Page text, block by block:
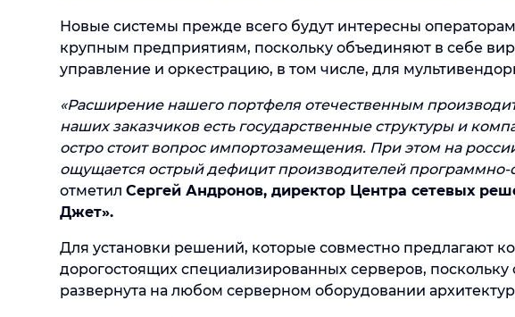
Новые системы прежде всего будут интересны
крупным предприятиям, поскольку объединяют в себе
управление и оркестрацию, в том числе, для
«Расширение нашего портфеля отечественным
наших заказчиков есть государственные структуры и
остро стоит вопрос импортозамещения. При этом на
ощущается острый дефицит производителей программно-
отметил Сергей Андронов, директор Центра сетевых
Джет».
Для установки решений, которые совместно предлагают
дорогостоящих специализированных серверов,
развернута на любом серверном оборудовании